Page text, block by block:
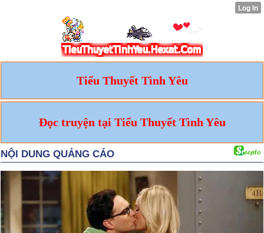
Tiểu Thuyết Tình Yêu
Đọc truyện tại Tiểu Thuyết Tình Yêu